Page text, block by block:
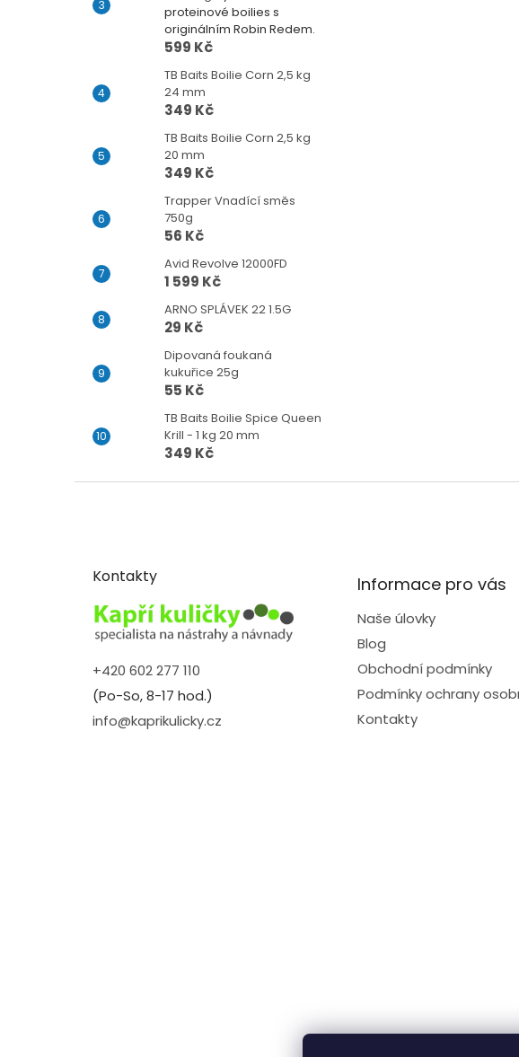
proteinové boilies s
originálním Robin Redem.
599 Kč
TB Baits Boilie Corn 2,5 kg
24 mm
349 Kč
TB Baits Boilie Corn 2,5 kg
20 mm
349 Kč
Trapper Vnadící směs
750g
56 Kč
Avid Revolve 12000FD
1 599 Kč
ARNO SPLÁVEK 22 1.5G
29 Kč
Dipovaná foukaná
kukuřice 25g
55 Kč
TB Baits Boilie Spice Queen
Krill - 1 kg 20 mm
349 Kč
Kontakty
+420 602 277 110
(Po-So, 8-17 hod.)
info@kaprikulicky.cz
Informace pro vás
Naše úlovky
Blog
Obchodní podmínky
Podmínky ochrany
Kontakty